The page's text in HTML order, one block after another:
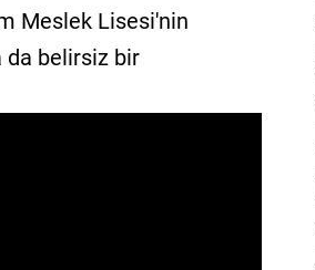
Meslek Lisesi'nin
da belirsiz bir